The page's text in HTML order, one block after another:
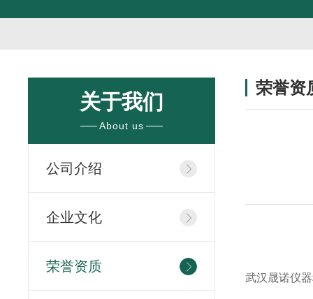
关于我们
About us
公司介绍
企业文化
荣誉资质
荣誉资
武汉晟诺仪